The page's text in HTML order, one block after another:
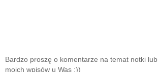
Bardzo proszę o komentarze na temat notki lub
moich wpisów u Was ;))